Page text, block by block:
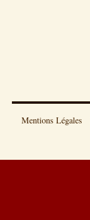
Mentions Légales